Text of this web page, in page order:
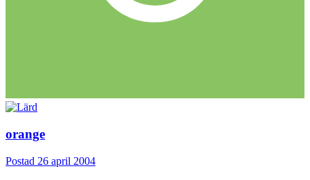
orange
Postad 26 april 2004